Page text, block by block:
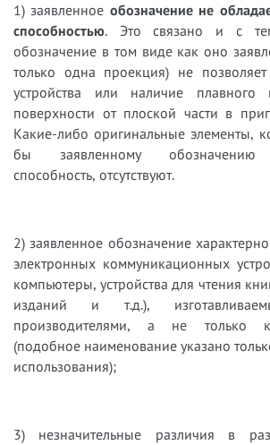
1) заявленное обозначение не
способностью. Это связано и с
обозначение в том виде как оно
только одна проекция) не
устройства или наличие плавного
поверхности от плоской части в
Какие-либо оригинальные элементы,
бы заявленному обозначению
способность, отсутствуют.
2) заявленное обозначение
электронных коммуникационных
компьютеры, устройства для чтения
изданий и т.д.),
производителями, а не только
(подобное наименование указано
использования);
3) незначительные различия в